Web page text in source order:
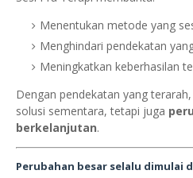
Menentukan metode yang
Menghindari pendekatan
Meningkatkan keberhasilan
Dengan pendekatan yang
solusi sementara, tetapi juga
berkelanjutan.
Perubahan besar selalu dimulai